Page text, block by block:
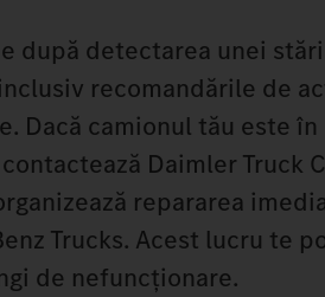
după detectarea unei
recomandările de
Dacă camionul tău este
Daimler Truck
repararea
Trucks. Acest lucru te
de nefuncționare.